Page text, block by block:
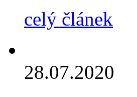
celý článek
28.07.2020